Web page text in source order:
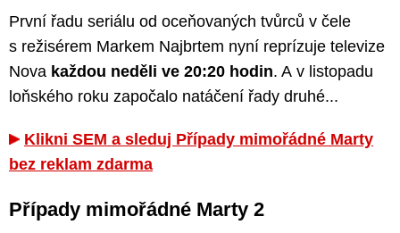
První řadu seriálu od oceňovaných tvůrců v čele
s režisérem Markem Najbrtem nyní reprízuje televize
Nova každou neděli ve 20:20 hodin. A v listopadu
loňského roku započalo natáčení řady druhé...
Klikni SEM a sleduj Případy mimořádné Marty
bez reklam zdarma
Případy mimořádné Marty 2